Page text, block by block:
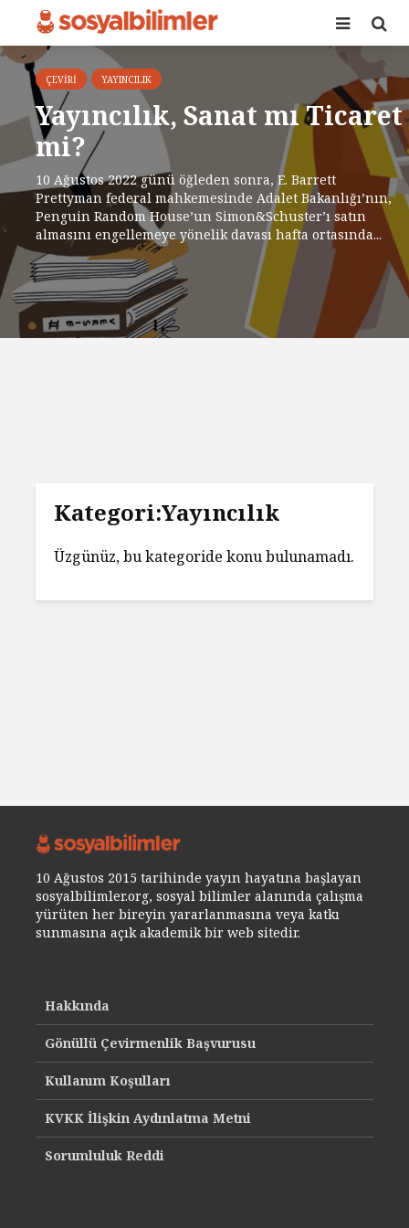
ÇEVIRI YAYINCILIK
Yayıncılık, Sanat mı Ticaret
mi?
10 Ağustos 2022 günü öğleden sonra, E. Barrett
Prettyman federal mahkemesinde Adalet Bakanlığı’nın,
Penguin Random House’un Simon&Schuster’ı satın
almasını engellemeye yönelik davası hafta ortasında...
Kategori:Yayıncılık
Üzgünüz, bu kategoride konu bulunamadı.
10 Ağustos 2015 tarihinde yayın hayatına başlayan
sosyalbilimler.org, sosyal bilimler alanında çalışma
yürüten her bireyin yararlanmasına veya katkı
sunmasına açık akademik bir web sitedir.
Hakkında
Gönüllü Çevirmenlik Başvurusu
Kullanım Koşulları
KVKK İlişkin Aydınlatma Metni
Sorumluluk Reddi